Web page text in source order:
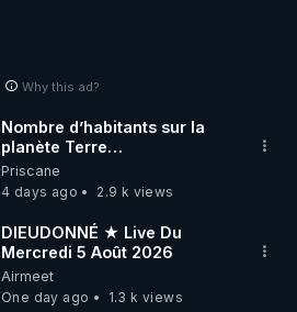
Why this ad?
Nombre d’habitants sur la
planète Terre…
Priscane
4 days ago
2.9 k views
DIEUDONNÉ ★ Live Du
Mercredi 5 Août 2026
Airmeet
One day ago
1.3 k views